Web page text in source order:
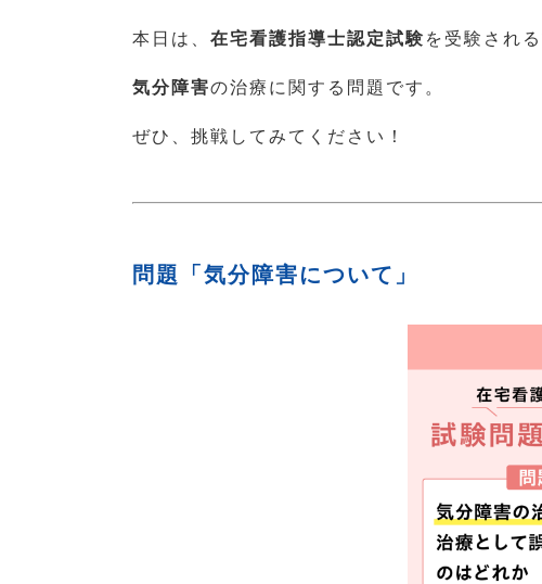
本日は、 在宅看護指導士認定試験 を受験され
気分障害の治療に関する問題です。
ぜひ、挑戦してみてください！
問題「気分障害について」